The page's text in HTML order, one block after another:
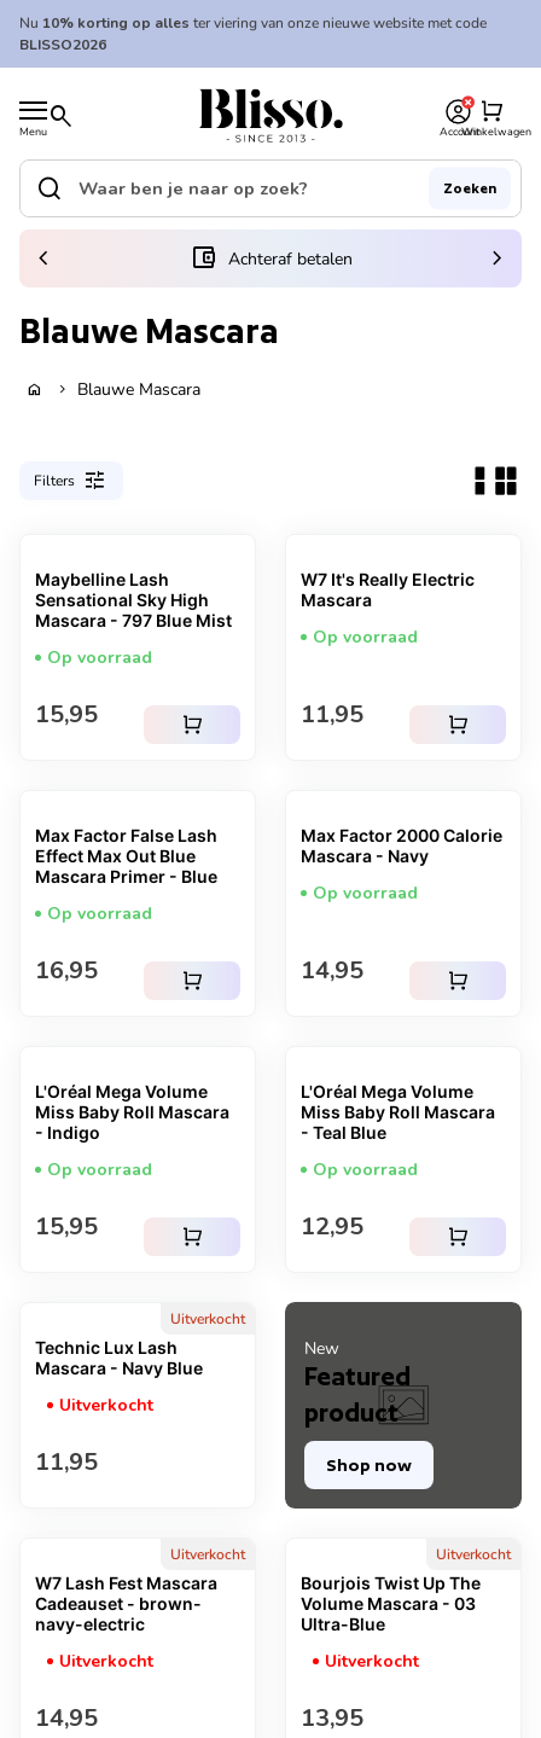
Overslaan naar inhoud
Nu 10% korting op alles ter viering van onze nieuwe website met code
BLISSO2026
Menu search
Home
AccountWinkelwagen
shopping_cart
Home
Zoek op"
search Zoeken
(link opent in nieuw tabblad/venster)
account_balance_wallet Achteraf betalen
chevron_left chevron_right
Blauwe Mascara
home chevron_right Blauwe Mascara
Filters tune
New
Featured
product
Shop now
Maybelline Lash
Sensational Sky High
Mascara - 797 Blue Mist
Op voorraad
Normale prijs
15,95 shopping_cart
W7 It's Really Electric
Mascara
Op voorraad
Normale prijs
11,95 shopping_cart
Max Factor False Lash
Effect Max Out Blue
Mascara Primer - Blue
Op voorraad
Normale prijs
16,95 shopping_cart
Max Factor 2000 Calorie
Mascara - Navy
Op voorraad
Normale prijs
14,95 shopping_cart
L'Oréal Mega Volume
Miss Baby Roll Mascara
- Indigo
Op voorraad
Normale prijs
15,95 shopping_cart
L'Oréal Mega Volume
Miss Baby Roll Mascara
- Teal Blue
Op voorraad
Normale prijs
12,95 shopping_cart
Uitverkocht
Technic Lux Lash
Mascara - Navy Blue
Uitverkocht
Normale prijs
11,95
Uitverkocht
W7 Lash Fest Mascara
Cadeauset - brown-
navy-electric
Uitverkocht
Normale prijs
14,95
Uitverkocht
Bourjois Twist Up The
Volume Mascara - 03
Ultra-Blue
Uitverkocht
Normale prijs
13,95